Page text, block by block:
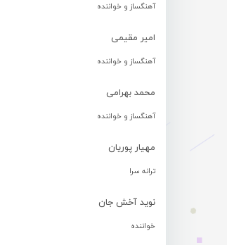
آهنگساز و خواننده
امیر مقیمی
آهنگساز و خواننده
محمد بهرامی
آهنگساز و خواننده
مهیار پوریان
ترانه سرا
نوید آخش جان
خواننده